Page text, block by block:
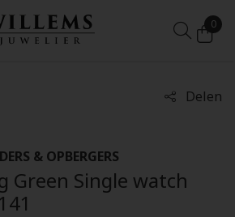
0
Delen
& OPBERGERS
Green Single watch